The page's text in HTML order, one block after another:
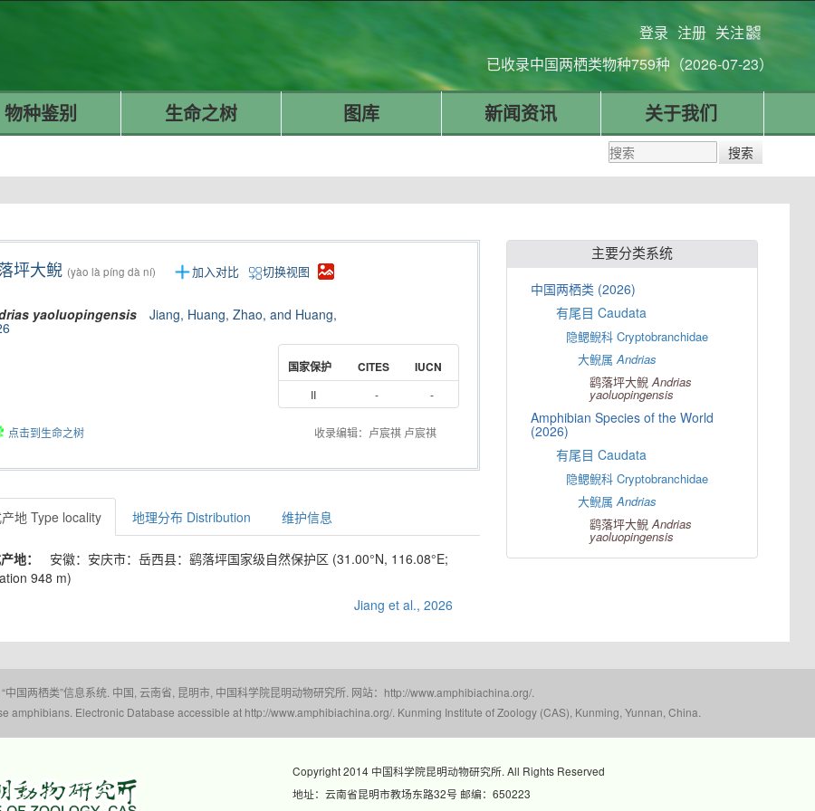
登录 注册 关注
已收录中国两栖类物种759种（2026-07-23）
物种鉴别 生命之树 图库 新闻资讯 关于我们
坪大鲵 (yào là píng dà ní) 加入对比 切换视图
yaoluopingensis Jiang, Huang, Zhao, and Huang,
国家保护 CITES IUCN
II - -
点击到生命之树 收录编辑：卢宸祺 卢宸祺
地 Type locality 地理分布 Distribution 维护信息
地：
安徽：安庆市：岳西县：鹞落坪国家级自然保护区 (31.00°N, 116.08°E;
948 m)
Jiang et al., 2026
主要分类系统
中国两栖类 (2026)
有尾目 Caudata
隐鳃鲵科 Cryptobranchidae
大鲵属Andrias
鹞落坪大鲵Andrias
yaoluopingensis
Amphibian Species of the World
(2026)
有尾目 Caudata
隐鳃鲵科 Cryptobranchidae
大鲵属Andrias
鹞落坪大鲵Andrias
yaoluopingensis
中国两栖类”信息系统. 中国, 云南省, 昆明市, 中国科学院昆明动物研究所. 网站：http://www.amphibiachina.org/.
amphibians. Electronic Database accessible at http://www.amphibiachina.org/. Kunming Institute of Zoology (CAS), Kunming, Yunnan, China.
Copyright 2014 中国科学院昆明动物研究所. All Rights Reserved
地址：云南省昆明市教场东路32号 邮编：650223